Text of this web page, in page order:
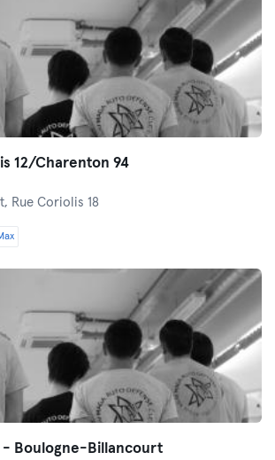
12/Charenton 94
Rue Coriolis 18
- Boulogne-Billancourt